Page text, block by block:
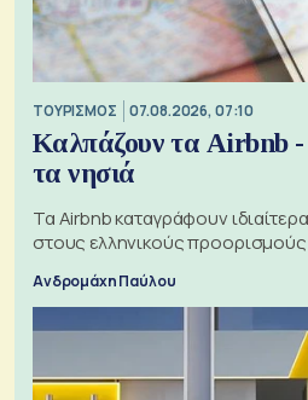
ΤΟΥΡΙΣΜΟΣ 07.08.2026, 07:10
Καλπάζουν τα Airbnb -
τα νησιά
Τα Airbnb καταγράφουν
στους ελληνικούς προορισμούς
Ανδρομάχη Παύλου